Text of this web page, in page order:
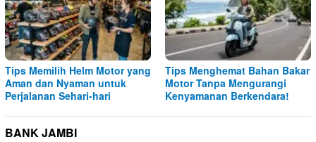
Tips Memilih Helm Motor yang
Aman dan Nyaman untuk
Perjalanan Sehari-hari
Tips Menghemat Bahan Bakar
Motor Tanpa Mengurangi
Kenyamanan Berkendara!
BANK JAMBI